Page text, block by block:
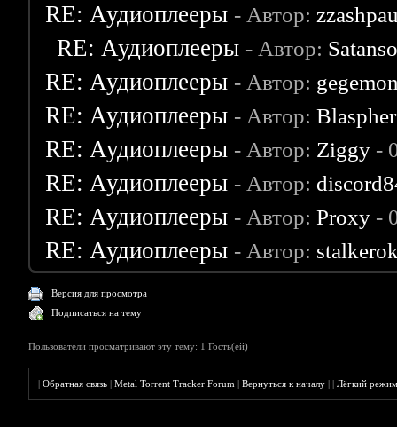
RE: Аудиоплееры - Автор:
RE: Аудиоплееры - Автор:
RE: Аудиоплееры - Автор:
RE: Аудиоплееры - Автор:
RE: Аудиоплееры - Автор: Ziggy -
RE: Аудиоплееры - Автор:
RE: Аудиоплееры - Автор:Proxy -
RE: Аудиоплееры - Автор:
Версия для просмотра
Подписаться на тему
Пользователи просматривают эту тему: 1 Гость(ей)
|Обратная связь |Metal Torrent Tracker Forum |Вернуться к началу ||Лёгкий